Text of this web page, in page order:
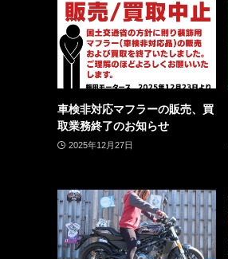
車検非対応マフラーの販売、買
取業務終了のお知らせ
2025年12月27日